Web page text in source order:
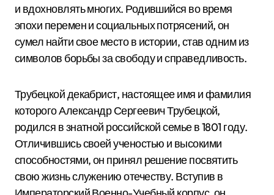
и вдохновлять многих. Родившийся во время
эпохи перемен и социальных потрясений, он
сумел найти свое место в истории, став одним из
символов борьбы за свободу и справедливость.
Трубецкой декабрист, настоящее имя и фамилия
которого Александр Сергеевич Трубецкой,
родился в знатной российской семье в 1801 году.
Отличившись своей ученостью и высокими
способностями, он принял решение посвятить
свою жизнь служению отечеству. Вступив в